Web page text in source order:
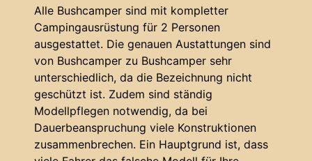
Alle Bushcamper sind mit kompletter
Campingausrüstung für 2 Personen
ausgestattet. Die genauen Austattungen sind
von Bushcamper zu Bushcamper sehr
unterschiedlich, da die Bezeichnung nicht
geschützt ist. Zudem sind ständig
Modellpflegen notwendig, da bei
Dauerbeanspruchung viele Konstruktionen
zusammenbrechen. Ein Hauptgrund ist, dass